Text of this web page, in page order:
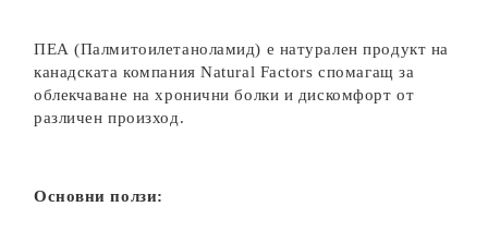
ПЕА (Палмитоилетаноламид) е натурален продукт на
канадската компания Natural Factors спомагащ за
облекчаване на хронични болки и дискомфорт от
различен произход.
Основни ползи: